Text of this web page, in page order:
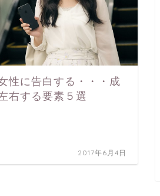
性に告白する・・・成
右する要素５選
2017年6月4日